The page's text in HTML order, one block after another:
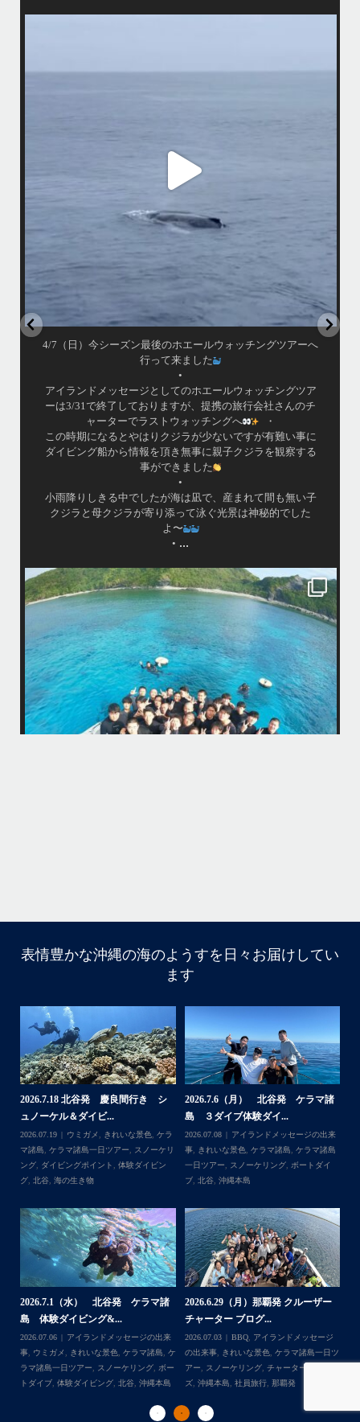
アカウミガメさんは偶然いてくれない限り探すのは難しいですが… 最近
ちょくちょく見れているようなので会えたらラッキーです
恐竜のようにかわいいお顔に夢中になりましたょ〜
ウチザンでロウニンアジも見れて、砂地では小さいエビやサンゴにびっ
しりなデバスズメダイなど冬らしい景色も楽しめました
•
•
はいさい！
みわです
•
先日のリピーター様との3日間のダイビングではアオウミガ
メ、アカウミガメ、タイマイとトリプルカメが見られまし
た
•
アカウミガメさんは偶然いてくれない限り探すのは難しい
ですが… 最近ちょくちょく見れているようなので会えたら
ラッキーです
恐竜のようにかわいいお顔に夢中になりましたょ〜
•
サンゴにびっしりなデバスズメダイなど冬らしい景色も楽
しめました
• ...
island.message
はいさ〜い
今回は家族でご参加頂きました
海になかなか入ってくれなくて苦戦
でも途中からガンガン入ってくれ良かった
大人は全員ダイビング！！！
カメも全員会えてよかった
今回の船はほかの船が行かないところなのでカメが人馴れしてなくてス
グに逃げられる
はいさ〜い
今回は家族でご参加頂きました
でも途中からガンガン入ってくれ良かった
カメも全員会えてよかった
今回の船はほかの船が行かないところなのでカメが人馴れ
してなくてスグに逃げられる
ホワイトチップも近くまで寄ってきて怖かった
家族の集合写真はいいね
次回は夏！お待ちしてます
...
Follow on Instagram
表情豊かな沖縄の海のようすを日々お届けしてい
ます
2026.6.22（月） 北谷発 ケラマ諸
島 体験ダイビング...
2026.06.30
アイランドメッセージの出来
事,ウミガメ,きれいな景色,ケラマ諸島, ケ
ラマ諸島一日ツアー, スノーケリング,ナガ
ンヌ島,ボートダイブ
2026.6.18 北谷発 慶良間行き 体
験ダイビングブログ
2026.06.18 きれいな景色 ,ケラマ諸島,ケ
ラマ諸島一日ツアー,スノーケリング,ダイ
ビングポイント, 体験ダイビング, 北谷
2026.6.17（水）北谷発 クルーザー
チャーター ブログ...
2026.06.17 BBQ,アイランドメッセージ
の出来事,きれいな景色 ,チャータークルー
ズ ,ナガンヌ島,北谷,社員旅行
2026.6.12（金） 北谷発 ケラマ諸
島 シュノーケリン...
2026.06.14
アイランドメッセージの出来
事,ウミガメ,きれいな景色,ケラマ諸島
ラマ諸島一日ツアー